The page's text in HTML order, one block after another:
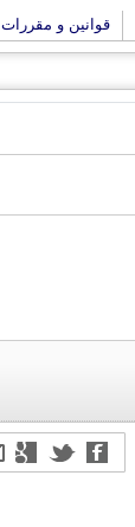
قوانین و مقررات